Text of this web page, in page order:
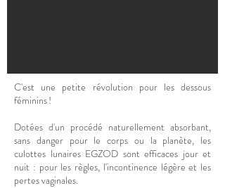
C'est une petite révolution pour les dessous
féminins !
Dotées d'un procédé naturellement absorbant,
sans danger pour le corps ou la planète, les
culottes lunaires EGZOD sont efficaces jour et
nuit : pour les règles, l'incontinence légère et les
pertes vaginales.